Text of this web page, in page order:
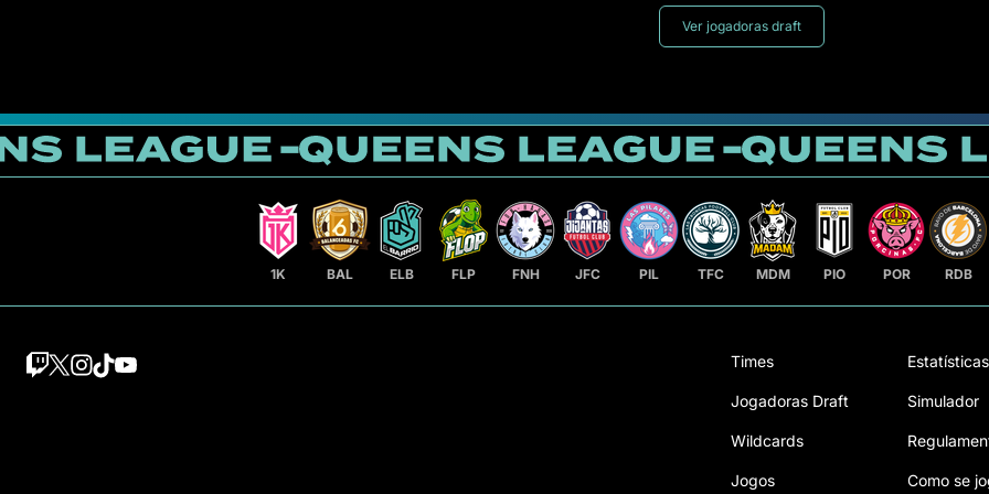
Ver jogadoras draft
1K BAL ELB FLP FNH JFC PIL TFC MDM PIO POR RDB
Times
Jogadoras Draft
Wildcards
Jogos
Estatísticas
Simulador
Como se